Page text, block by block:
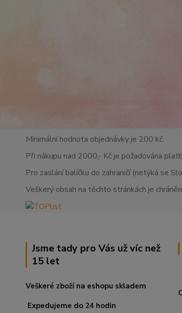
Minimální hodnota objednávky je 200 kč.
Při nákupu nad 2000,- Kč je požadována
Pro zaslání balíčku do zahraničí (netýká se
Veškerý obsah na těchto stránkách je
Jsme tady pro Vás už víc než
15 let
Veškeré zboží na eshopu skladem
Expedujeme do 24 hodin